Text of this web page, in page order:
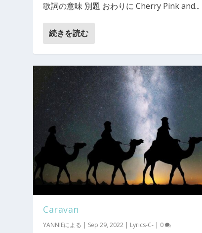
歌詞の意味 別題 おわりに Cherry Pink and...
続きを読む
Caravan
YANNIEによる | Sep 29, 2022 | Lyrics-C- | 0